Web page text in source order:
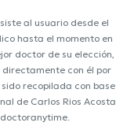
al usuario desde el
hasta el momento en
doctor de su elección,
con él por
recopilada con base
de Carlos Rios Acosta